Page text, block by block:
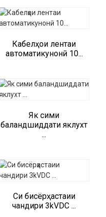
Кабелҳои лентаи
автоматикунонӣ 10...
Як сими
баландшиддати яклухт
...
Си бисёрҳастаии
чандири 3kVDC ...